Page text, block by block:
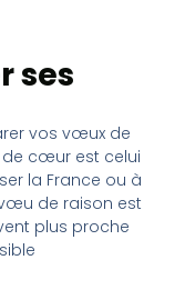
ses
vos vœux de
cœur est celui
la France ou à
de raison est
plus proche